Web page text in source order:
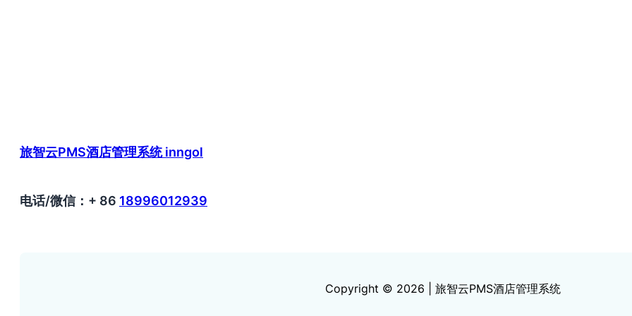
旅智云PMS酒店管理系统 inngol
电话/微信：+ 86 18996012939
Copyright © 2026 | 旅智云PMS酒店管理系统